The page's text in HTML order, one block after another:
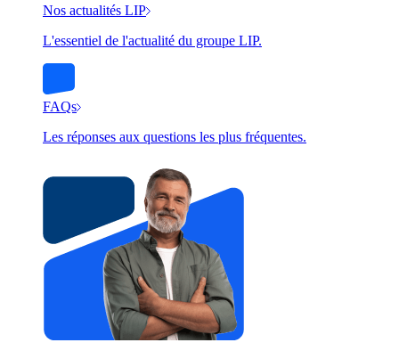
Nos actualités LIP
L'essentiel de l'actualité du groupe LIP.
FAQs
Les réponses aux questions les plus fréquentes.